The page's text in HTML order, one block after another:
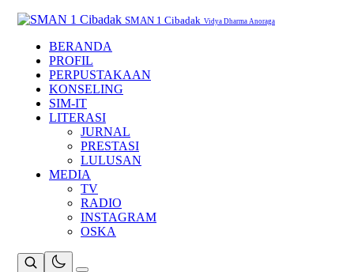
SMAN 1 Cibadak Vidya Dharma Anoraga
BERANDA
PROFIL
PERPUSTAKAAN
KONSELING
SIM-IT
LITERASI
JURNAL
PRESTASI
LULUSAN
MEDIA
TV
RADIO
INSTAGRAM
OSKA